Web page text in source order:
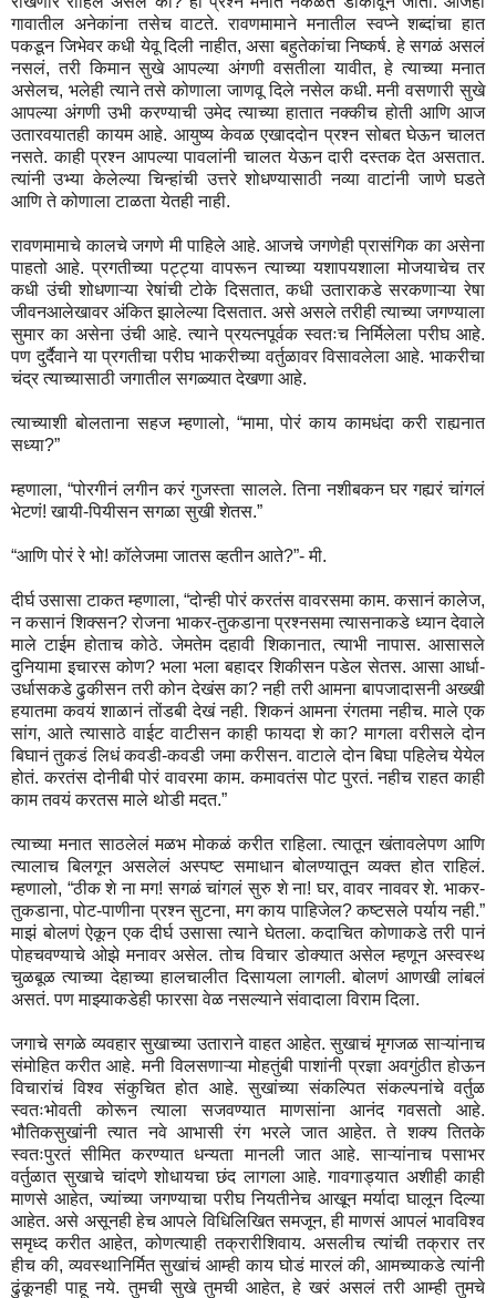
गावातील अनेकांना तसेच वाटते. रावणमामाने मनातील स्वप्ने शब्दांचा हात
पकडून जिभेवर कधी येवू दिली नाहीत, असा बहुतेकांचा निष्कर्ष. हे सगळं असलं
नसलं, तरी किमान सुखे आपल्या अंगणी वसतीला यावीत, हे त्याच्या मनात
असेलच, भलेही त्याने तसे कोणाला जाणवू दिले नसेल कधी. मनी वसणारी सुखे
आपल्या अंगणी उभी करण्याची उमेद त्याच्या हातात नक्कीच होती आणि आज
उतारवयातही कायम आहे. आयुष्य केवळ एखाददोन प्रश्न सोबत घेऊन चालत
नसते. काही प्रश्न आपल्या पावलांनी चालत येऊन दारी दस्तक देत असतात.
त्यांनी उभ्या केलेल्या चिन्हांची उत्तरे शोधण्यासाठी नव्या वाटांनी जाणे घडते
आणि ते कोणाला टाळता येतही नाही.
रावणमामाचे कालचे जगणे मी पाहिले आहे. आजचे जगणेही प्रासंगिक का असेना
पाहतो आहे. प्रगतीच्या पट्ट्या वापरून त्याच्या यशापयशाला मोजयाचेच तर
कधी उंची शोधणाऱ्या रेषांची टोके दिसतात, कधी उताराकडे सरकणाऱ्या रेषा
जीवनआलेखावर अंकित झालेल्या दिसतात. असे असले तरीही त्याच्या जगण्याला
सुमार का असेना उंची आहे. त्याने प्रयत्नपूर्वक स्वतःच निर्मिलेला परीघ आहे.
पण दुर्दैवाने या प्रगतीचा परीघ भाकरीच्या वर्तुळावर विसावलेला आहे. भाकरीचा
चंद्र त्याच्यासाठी जगातील सगळ्यात देखणा आहे.
त्याच्याशी बोलताना सहज म्हणालो, “मामा, पोरं काय कामधंदा करी राह्यनात
सध्या?”
म्हणाला, “पोरगीनं लगीन करं गुजस्ता सालले. तिना नशीबकन घर गह्यरं चांगलं
भेटणं! खायी-पियीसन सगळा सुखी शेतस.”
“आणि पोरं रे भो! कॉलेजमा जातस व्हतीन आते?”- मी.
दीर्घ उसासा टाकत म्हणाला, “दोन्ही पोरं करतंस वावरसमा काम. कसानं कालेज,
न कसानं शिक्सन? रोजना भाकर-तुकडाना प्रश्नसमा त्यासनाकडे ध्यान देवाले
माले टाईम होताच कोठे. जेमतेम दहावी शिकानात, त्याभी नापास. आसासले
दुनियामा इचारस कोण? भला भला बहादर शिकीसन पडेल सेतस. आसा आर्धा-
उर्धासकडे ढुकीसन तरी कोन देखंस का? नही तरी आमना बापजादासनी अख्खी
हयातमा कवयं शाळानं तोंडबी देखं नही. शिकनं आमना रंगतमा नहीच. माले एक
सांग, आते त्यासाठे वाईट वाटीसन काही फायदा शे का? मागला वरीसले दोन
बिघानं तुकडं लिधं कवडी-कवडी जमा करीसन. वाटाले दोन बिघा पहिलेच येयेल
होतं. करतंस दोनीबी पोरं वावरमा काम. कमावतंस पोट पुरतं. नहीच राहत काही
काम तवयं करतस माले थोडी मदत.”
त्याच्या मनात साठलेलं मळभ मोकळं करीत राहिला. त्यातून खंतावलेपण आणि
त्यालाच बिलगून असलेलं अस्पष्ट समाधान बोलण्यातून व्यक्त होत राहिलं.
म्हणालो, “ठीक शे ना मग! सगळं चांगलं सुरु शे ना! घर, वावर नाववर शे. भाकर-
तुकडाना, पोट-पाणीना प्रश्न सुटना, मग काय पाहिजेल? कष्टसले पर्याय नही.”
माझं बोलणं ऐकून एक दीर्घ उसासा त्याने घेतला. कदाचित कोणाकडे तरी पानं
पोहचवण्याचे ओझे मनावर असेल. तोच विचार डोक्यात असेल म्हणून अस्वस्थ
चुळबूळ त्याच्या देहाच्या हालचालीत दिसायला लागली. बोलणं आणखी लांबलं
असतं. पण माझ्याकडेही फारसा वेळ नसल्याने संवादाला विराम दिला.
जगाचे सगळे व्यवहार सुखाच्या उताराने वाहत आहेत. सुखाचं मृगजळ साऱ्यांनाच
संमोहित करीत आहे. मनी विलसणाऱ्या मोहतुंबी पाशांनी प्रज्ञा अवगुंठीत होऊन
विचारांचं विश्व संकुचित होत आहे. सुखांच्या संकल्पित संकल्पनांचे वर्तुळ
स्वतःभोवती कोरून त्याला सजवण्यात माणसांना आनंद गवसतो आहे.
भौतिकसुखांनी त्यात नवे आभासी रंग भरले जात आहेत. ते शक्य तितके
स्वतःपुरतं सीमित करण्यात धन्यता मानली जात आहे. साऱ्यांनाच पसाभर
वर्तुळात सुखाचे चांदणे शोधायचा छंद लागला आहे. गावगाड्यात अशीही काही
माणसे आहेत, ज्यांच्या जगण्याचा परीघ नियतीनेच आखून मर्यादा घालून दिल्या
आहेत. असे असूनही हेच आपले विधिलिखित समजून, ही माणसं आपलं भावविश्व
समृध्द करीत आहेत, कोणत्याही तक्रारीशिवाय. असलीच त्यांची तक्रार तर
हीच की, व्यवस्थानिर्मित सुखांचं आम्ही काय घोडं मारलं की, आमच्याकडे त्यांनी
ढुंकूनही पाहू नये. तुमची सुखे तुमची आहेत, हे खरं असलं तरी आम्ही तुमचे